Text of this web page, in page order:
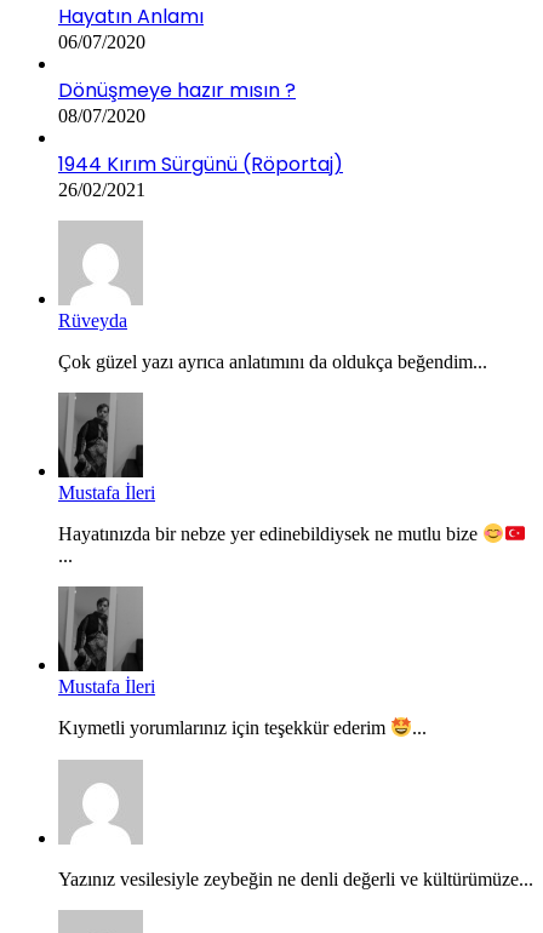
Hayatın Anlamı
06/07/2020
Dönüşmeye hazır mısın ?
08/07/2020
1944 Kırım Sürgünü (Röportaj)
26/02/2021
Rüveyda
Çok güzel yazı ayrıca anlatımını da oldukça beğendim...
Mustafa İleri
Hayatınızda bir nebze yer edinebildiysek ne mutlu bize
...
Mustafa İleri
Kıymetli yorumlarınız için teşekkür ederim ...
Yazınız vesilesiyle zeybeğin ne denli değerli ve kültürümüze...